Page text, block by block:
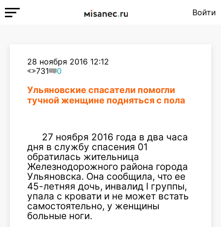
Войти
28 ноября 2016 12:12
731
0
Ульяновские спасатели помогли
тучной женщине подняться с пола
27 ноября 2016 года в два часа
дня в службу спасения 01
обратилась жительница
Железнодорожного района города
Ульяновска. Она сообщила, что ее
45-летняя дочь, инвалид I группы,
упала с кровати и не может встать
самостоятельно, у женщины
больные ноги.